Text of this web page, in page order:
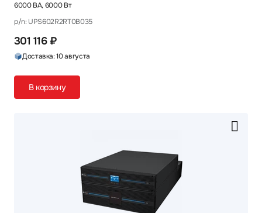
6000 ВА, 6000 Вт
p/n: UPS602R2RT0B035
301 116 ₽
Доставка: 10 августа
В корзину